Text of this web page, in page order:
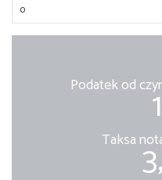
Podatek od
Taksa